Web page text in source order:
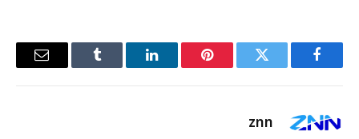
فيسبوك تويتر بينتيريستلينكدإن Tumblr
البريد
znn